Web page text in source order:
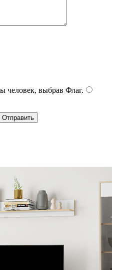
человек, выбрав Флаг.